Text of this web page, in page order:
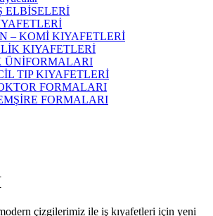
ELBİSELERİ
– KOMİ KIYAFETLERİ
KIYAFETLERİ
ÜNİFORMALARI
TIP KIYAFETLERİ
FORMALARI
FORMALARI
çizgilerimiz ile iş kıyafetleri için yeni